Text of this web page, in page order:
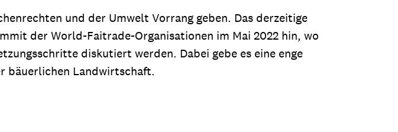
und der Umwelt Vorrang geben. Das derzeitige
der World-Faitrade-Organisationen im Mai 2022 hin, wo
diskutiert werden. Dabei gebe es eine enge
bäuerlichen Landwirtschaft.